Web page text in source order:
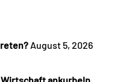
August 5, 2026